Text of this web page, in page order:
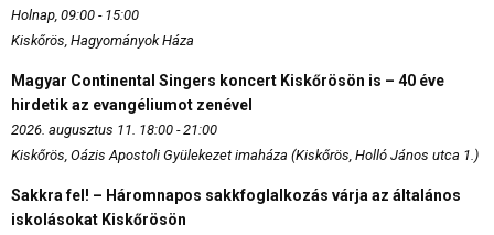
Holnap, 09:00 - 15:00
Kiskőrös, Hagyományok Háza
Magyar Continental Singers koncert Kiskőrösön is – 40 éve
hirdetik az evangéliumot zenével
2026. augusztus 11. 18:00 - 21:00
Kiskőrös, Oázis Apostoli Gyülekezet imaháza (Kiskőrös, Holló János utca 1.)
Sakkra fel! – Háromnapos sakkfoglalkozás várja az általános
iskolásokat Kiskőrösön